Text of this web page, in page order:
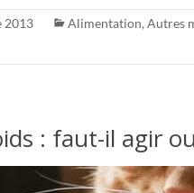
2013 Alimentation, Autres
: faut-il agir